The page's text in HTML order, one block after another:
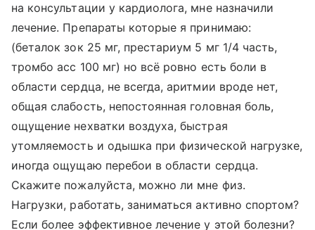
на консультации у кардиолога, мне назначили
лечение. Препараты которые я принимаю:
(беталок зок 25 мг, престариум 5 мг 1/4 часть,
тромбо асс 100 мг) но всё ровно есть боли в
области сердца, не всегда, аритмии вроде нет,
общая слабость, непостоянная головная боль,
ощущение нехватки воздуха, быстрая
утомляемость и одышка при физической нагрузке,
иногда ощущаю перебои в области сердца.
Скажите пожалуйста, можно ли мне физ.
Нагрузки, работать, заниматься активно спортом?
Если более эффективное лечение у этой болезни?